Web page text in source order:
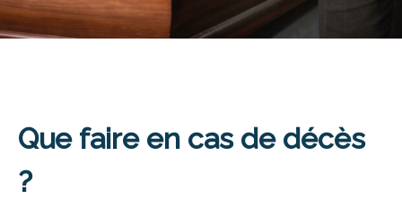
Que faire en cas de décès
?